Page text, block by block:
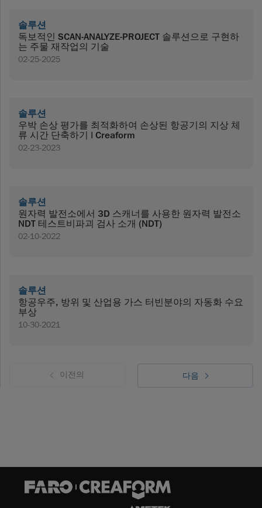
솔루션
독보적인 SCAN-ANALYZE-PROJECT 솔루션으로 구현하
는 주물 재작업의 기술
02-25-2025
솔루션
우박 손상 평가를 최적화하여 손상된 항공기의 지상 체
류 시간 단축하기 | Creaform
02-23-2023
솔루션
원자력 발전소에서 3D 스캐너를 사용한 원자력 발전소
NDT 테스트비파괴 검사 소개 (NDT)
02-10-2022
솔루션
항공우주, 방위 및 산업용 가스 터빈분야의 자동화 수요
부상
10-30-2021
이전의 다음